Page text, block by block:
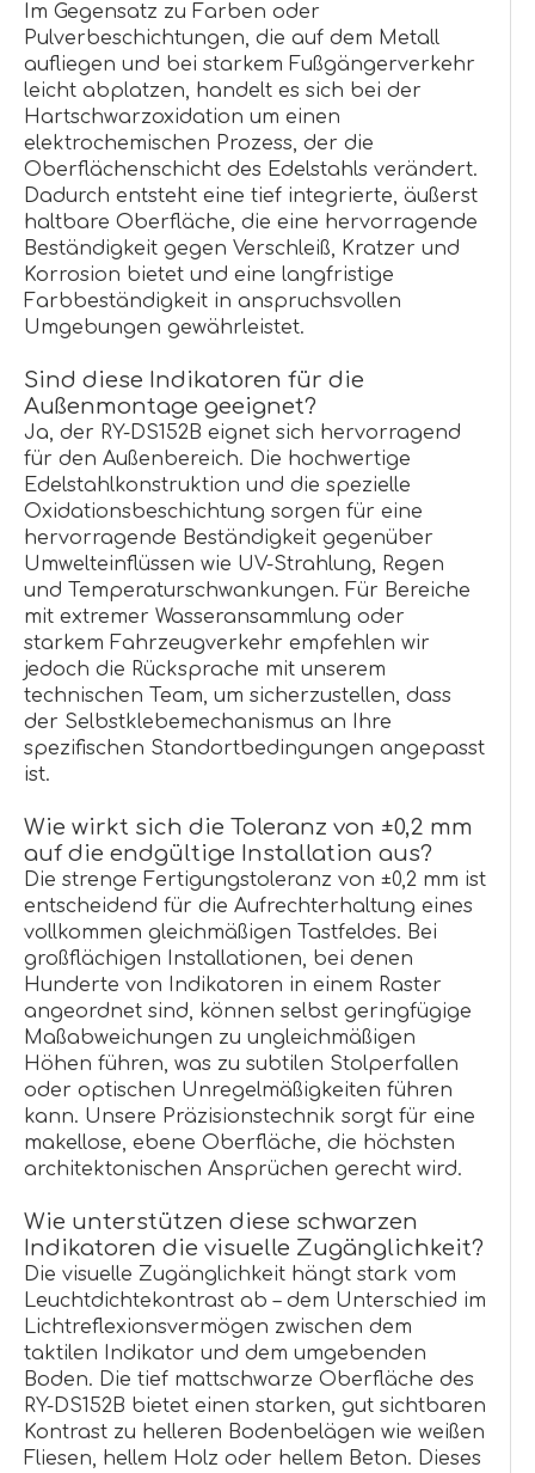
Im Gegensatz zu Farben oder
Pulverbeschichtungen, die auf dem Metall
aufliegen und bei starkem Fußgängerverkehr
leicht abplatzen, handelt es sich bei der
Hartschwarzoxidation um einen
elektrochemischen Prozess, der die
Oberflächenschicht des Edelstahls verändert.
Dadurch entsteht eine tief integrierte, äußerst
haltbare Oberfläche, die eine hervorragende
Beständigkeit gegen Verschleiß, Kratzer und
Korrosion bietet und eine langfristige
Farbbeständigkeit in anspruchsvollen
Umgebungen gewährleistet.
Sind diese Indikatoren für die
Außenmontage geeignet?
Ja, der RY-DS152B eignet sich hervorragend
für den Außenbereich. Die hochwertige
Edelstahlkonstruktion und die spezielle
Oxidationsbeschichtung sorgen für eine
hervorragende Beständigkeit gegenüber
Umwelteinflüssen wie UV-Strahlung, Regen
und Temperaturschwankungen. Für Bereiche
mit extremer Wasseransammlung oder
starkem Fahrzeugverkehr empfehlen wir
jedoch die Rücksprache mit unserem
technischen Team, um sicherzustellen, dass
der Selbstklebemechanismus an Ihre
spezifischen Standortbedingungen angepasst
ist.
Wie wirkt sich die Toleranz von ±0,2 mm
auf die endgültige Installation aus?
Die strenge Fertigungstoleranz von ±0,2 mm ist
entscheidend für die Aufrechterhaltung eines
vollkommen gleichmäßigen Tastfeldes. Bei
großflächigen Installationen, bei denen
Hunderte von Indikatoren in einem Raster
angeordnet sind, können selbst geringfügige
Maßabweichungen zu ungleichmäßigen
Höhen führen, was zu subtilen Stolperfallen
oder optischen Unregelmäßigkeiten führen
kann. Unsere Präzisionstechnik sorgt für eine
makellose, ebene Oberfläche, die höchsten
architektonischen Ansprüchen gerecht wird.
Wie unterstützen diese schwarzen
Indikatoren die visuelle Zugänglichkeit?
Die visuelle Zugänglichkeit hängt stark vom
Leuchtdichtekontrast ab – dem Unterschied im
Lichtreflexionsvermögen zwischen dem
taktilen Indikator und dem umgebenden
Boden. Die tief mattschwarze Oberfläche des
RY-DS152B bietet einen starken, gut sichtbaren
Kontrast zu helleren Bodenbelägen wie weißen
Fliesen, hellem Holz oder hellem Beton. Dieses